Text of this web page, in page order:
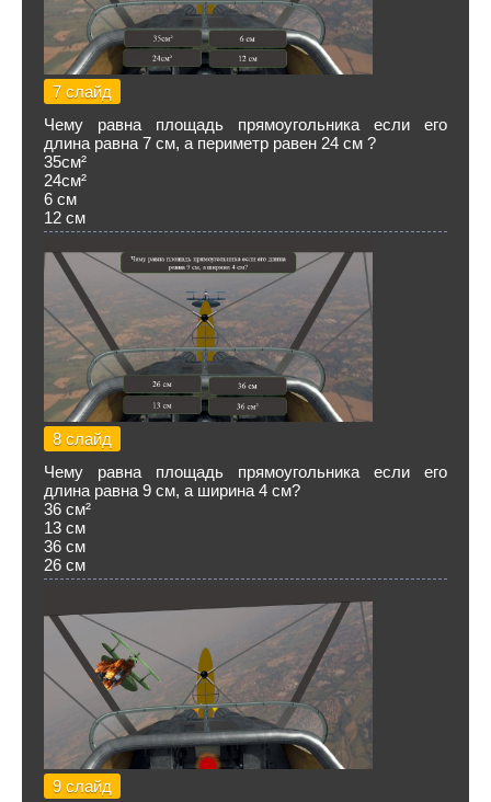
7 слайд
Чему равна площадь прямоугольника если его
длина равна 7 см, а периметр равен 24 см ?
35см²
24см²
6 см
12 см
8 слайд
Чему равна площадь прямоугольника если его
длина равна 9 см, а ширина 4 см?
36 см²
13 см
36 см
26 см
9 слайд